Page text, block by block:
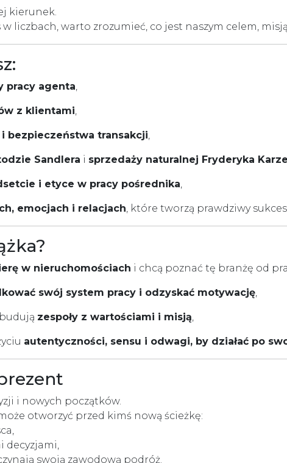
kierunek.
liczbach, warto zrozumieć, co jest naszym celem,
pracy agenta,
z klientami,
bezpieczeństwa transakcji,
Sandlera i sprzedaży naturalnej Fryderyka
i etyce w pracy pośrednika,
emocjach i relacjach, które tworzą prawdziwy
w nieruchomościach i chcą poznać tę branżę od
swój system pracy i odzyskać motywację,
zespoły z wartościami i misją,
autentyczności, sensu i odwagi, by działać po
i nowych początków.
otworzyć przed kimś nową ścieżkę:
decyzjami,
swoją zawodową podróż.